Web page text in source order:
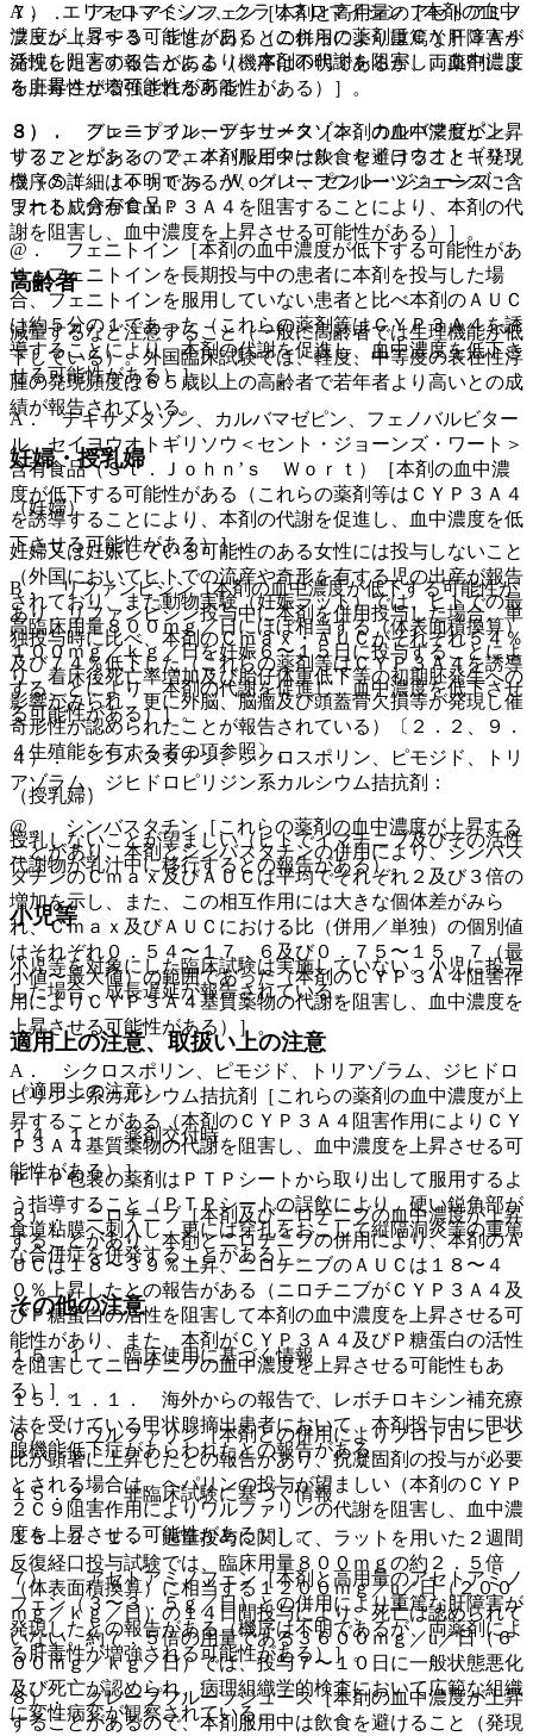
７）． アセトアミノフェン［本剤と高用量のアセトアミノ
フェン（３〜３．５ｇ／日）との併用により重篤な肝障害が
発現したとの報告がある（機序は不明であるが、両薬剤によ
る肝毒性が増強される可能性がある）］。
８）． グレープフルーツジュース［本剤の血中濃度が上昇
することがあるので、本剤服用中は飲食を避けること（発現
機序の詳細は不明であるが、グレープフルーツジュースに含
まれる成分がＣＹＰ３Ａ４を阻害することにより、本剤の代
謝を阻害し、血中濃度を上昇させる可能性がある）］。
高齢者
減量するなど注意すること（一般に高齢者では生理機能が低
下している）。外国臨床試験では、軽度、中等度の表在性浮
腫の発現頻度は６５歳以上の高齢者で若年者より高いとの成
績が報告されている。
妊婦・授乳婦
（妊婦）
妊婦又は妊娠している可能性のある女性には投与しないこと
（外国においてヒトでの流産や奇形を有する児の出産が報告
されており、また動物実験（妊娠ラット）では、ヒトでの最
高臨床用量８００ｍｇ／日にほぼ相当する（体表面積換算）
１００ｍｇ／ｋｇ／日を妊娠６〜１５日に投与することによ
り、着床後死亡率増加及び胎仔体重低下等の初期胚発生への
影響がみられ、更に外脳、脳瘤及び頭蓋骨欠損等が発現し催
奇形性が認められたことが報告されている）〔２．２、９．
４生殖能を有する者の項参照〕。
（授乳婦）
授乳しないことが望ましい（ヒトでイマチニブ及びその活性
代謝物が乳汁中に移行するとの報告がある）。
小児等
小児等を対象にした臨床試験は実施していない。小児に投与
した場合、成長遅延が報告されている。
適用上の注意、取扱い上の注意
（適用上の注意）
１４．１． 薬剤交付時
ＰＴＰ包装の薬剤はＰＴＰシートから取り出して服用するよ
う指導すること（ＰＴＰシートの誤飲により、硬い鋭角部が
食道粘膜へ刺入し、更には穿孔をおこして縦隔洞炎等の重篤
な合併症を併発することがある）。
その他の注意
１５．１． 臨床使用に基づく情報
１５．１．１． 海外からの報告で、レボチロキシン補充療
法を受けている甲状腺摘出患者において、本剤投与中に甲状
腺機能低下症があらわれたとの報告がある。
１５．２． 非臨床試験に基づく情報
１５．２．１． 過量投与に関して、ラットを用いた２週間
反復経口投与試験では、臨床用量８００ｍｇの約２．５倍
（体表面積換算）に相当する１２００ｍｇ／u／日（２００
ｍｇ／ｋｇ／日）の１４日間投与により、死亡は認められて
いない。約７．５倍の用量である３６００ｍｇ／u／日（６
００ｍｇ／ｋｇ／日）では、投与７〜１０日に一般状態悪化
及び死亡が認められ、病理組織学的検査において広範な組織
に変性病変が観察されている。
A． エリスロマイシン、クラリスロマイシン［本剤の血中
濃度が上昇する可能性がある（これらの薬剤はＣＹＰ３Ａ４
活性を阻害することにより、本剤の代謝を阻害し、血中濃度
を上昇させる可能性がある）］。
３）． フェニトイン、デキサメタゾン、カルバマゼピン、
リファンピシン、フェノバルビタール、セイヨウオトギリソ
ウ（Ｓｔ．Ｊｏｈｎ’ｓ Ｗｏｒｔ、セント・ジョーンズ・
ワート）含有食品：
@． フェニトイン［本剤の血中濃度が低下する可能性があ
り、フェニトインを長期投与中の患者に本剤を投与した場
合、フェニトインを服用していない患者と比べ本剤のＡＵＣ
は約５分の１であった（これらの薬剤等はＣＹＰ３Ａ４を誘
導することにより、本剤の代謝を促進し、血中濃度を低下さ
せる可能性がある）］。
A． デキサメタゾン、カルバマゼピン、フェノバルビター
ル、セイヨウオトギリソウ＜セント・ジョーンズ・ワート＞
含有食品（Ｓｔ．Ｊｏｈｎ’ｓ Ｗｏｒｔ）［本剤の血中濃
度が低下する可能性がある（これらの薬剤等はＣＹＰ３Ａ４
を誘導することにより、本剤の代謝を促進し、血中濃度を低
下させる可能性がある）］。
B． リファンピシン［本剤の血中濃度が低下する可能性が
あり、リファンピシン投与中に本剤を併用投与した場合、単
独投与時に比べ、本剤のＣｍａｘ・ＡＵＣがそれぞれ５４％
及び７４％低下した（これらの薬剤等はＣＹＰ３Ａ４を誘導
することにより、本剤の代謝を促進し、血中濃度を低下させ
る可能性がある）］。
４）． シンバスタチン、シクロスポリン、ピモジド、トリ
アゾラム、ジヒドロピリジン系カルシウム拮抗剤：
@． シンバスタチン［これらの薬剤の血中濃度が上昇する
ことがあり、本剤とシンバスタチンの併用により、シンバス
タチンのＣｍａｘ及びＡＵＣは平均でそれぞれ２及び３倍の
増加を示し、また、この相互作用には大きな個体差がみら
れ、Ｃｍａｘ及びＡＵＣにおける比（併用／単独）の個別値
はそれぞれ０．５４〜１７．６及び０．７５〜１５．７（最
小値〜最大値）の範囲であった（本剤のＣＹＰ３Ａ４阻害作
用によりＣＹＰ３Ａ４基質薬物の代謝を阻害し、血中濃度を
上昇させる可能性がある）］。
A． シクロスポリン、ピモジド、トリアゾラム、ジヒドロ
ピリジン系カルシウム拮抗剤［これらの薬剤の血中濃度が上
昇することがある（本剤のＣＹＰ３Ａ４阻害作用によりＣＹ
Ｐ３Ａ４基質薬物の代謝を阻害し、血中濃度を上昇させる可
能性がある）］。
５）． ニロチニブ［本剤及びニロチニブの血中濃度が上昇
することがあり、本剤とニロチニブの併用により、本剤のＡ
ＵＣは１８〜３９％上昇、ニロチニブのＡＵＣは１８〜４
０％上昇したとの報告がある（ニロチニブがＣＹＰ３Ａ４及
びＰ糖蛋白の活性を阻害して本剤の血中濃度を上昇させる可
能性があり、また、本剤がＣＹＰ３Ａ４及びＰ糖蛋白の活性
を阻害してニロチニブの血中濃度を上昇させる可能性もあ
る）］。
６）． ワルファリン［本剤との併用によりプロトロンビン
比が顕著に上昇したとの報告があり、抗凝固剤の投与が必要
とされる場合は、ヘパリンの投与が望ましい（本剤のＣＹＰ
２Ｃ９阻害作用によりワルファリンの代謝を阻害し、血中濃
度を上昇させる可能性がある）］。
７）． アセトアミノフェン［本剤と高用量のアセトアミノ
フェン（３〜３．５ｇ／日）との併用により重篤な肝障害が
発現したとの報告がある（機序は不明であるが、両薬剤によ
る肝毒性が増強される可能性がある）］。
８）． グレープフルーツジュース［本剤の血中濃度が上昇
することがあるので、本剤服用中は飲食を避けること（発現